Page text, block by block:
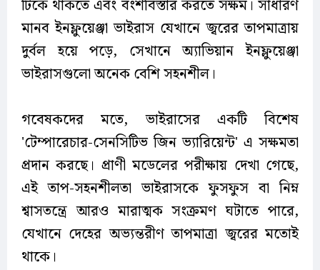
টিকে থাকতে এবং বংশবিস্তার করতে সক্ষম। সাধারণ
মানব ইনফ্লুয়েঞ্জা ভাইরাস যেখানে জ্বরের তাপমাত্রায়
দুর্বল হয়ে পড়ে, সেখানে অ্যাভিয়ান ইনফ্লুয়েঞ্জা
ভাইরাসগুলো অনেক বেশি সহনশীল।
গবেষকদের মতে, ভাইরাসের একটি বিশেষ
'টেম্পারেচার-সেনসিটিভ জিন ভ্যারিয়েন্ট' এ সক্ষমতা
প্রদান করছে। প্রাণী মডেলের পরীক্ষায় দেখা গেছে,
এই তাপ-সহনশীলতা ভাইরাসকে ফুসফুস বা নিম্ন
শ্বাসতন্ত্রে আরও মারাত্মক সংক্রমণ ঘটাতে পারে,
যেখানে দেহের অভ্যন্তরীণ তাপমাত্রা জ্বরের মতোই
থাকে।